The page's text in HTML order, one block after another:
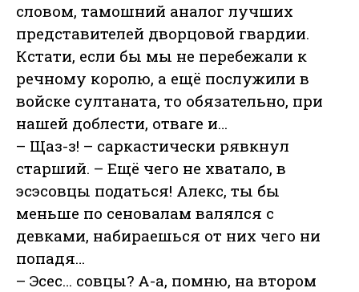
словом, тамошний аналог лучших
представителей дворцовой гвардии.
Кстати, если бы мы не перебежали к
речному королю, а ещё послужили в
войске султаната, то обязательно, при
нашей доблести, отваге и…
– Щаз-з! – саркастически рявкнул
старший. – Ещё чего не хватало, в
эсэсовцы податься! Алекс, ты бы
меньше по сеновалам валялся с
девками, набираешься от них чего ни
попадя…
– Эсес… совцы? А-а, помню, на втором